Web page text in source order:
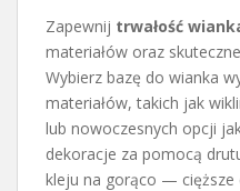
Zapewnij trwałość
materiałów oraz
Wybierz bazę do wianka
materiałów, takich jak
lub nowoczesnych opcji
dekoracje za pomocą
kleju na gorąco — cięższe